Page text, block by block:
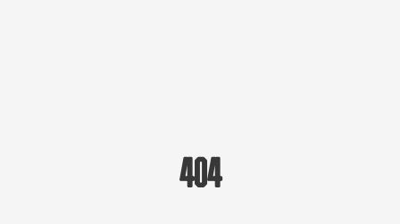
404